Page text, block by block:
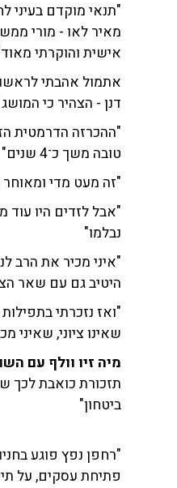
"תנאי מוקדם בעיני
מאיר לאו - מורי
אישית והוקרתי
אתמול אהבתי
דנן - הצהיר כי
"ההכרזה הדרמטית
טובה משך כ־4 שנים"
"זה מעט מדי ומאוחר
"אבל לזדים היו
נבלמו"
"איני מכיר את הרב
היטיב גם עם שאר
"ואז נזכרתי
שאינו ציוני, שאיני
מיה זיו וולף עם
תזכורת כואבת לכך
ביטחון"
"רחפן נפץ פוגע
פתיחת עסקים, על